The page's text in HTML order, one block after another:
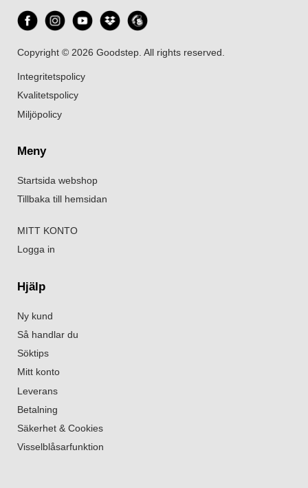
Copyright © 2026 Goodstep. All rights reserved.
Integritetspolicy
Kvalitetspolicy
Miljöpolicy
Meny
Startsida webshop
Tillbaka till hemsidan
MITT KONTO
Logga in
Hjälp
Ny kund
Så handlar du
Söktips
Mitt konto
Leverans
Betalning
Säkerhet & Cookies
Visselblåsarfunktion